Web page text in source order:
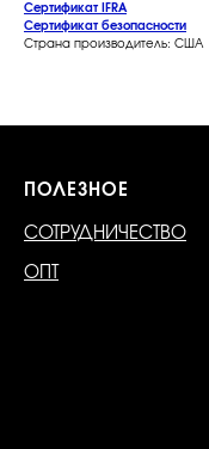
Сертификат IFRA
Сертификат безопасности
Страна производитель: США
ПОЛЕЗНОЕ
СОТРУДНИЧЕСТВО
ОПТ